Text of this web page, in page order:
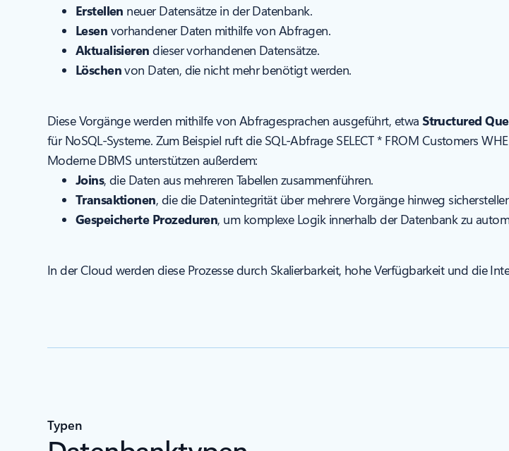
Erstellen neuer Datensätze in der Datenbank.
Lesen vorhandener Daten mithilfe von Abfragen.
Aktualisierendieser vorhandenen Datensätze.
Löschenvon Daten, die nicht mehr benötigt werden.
Diese Vorgänge werden mithilfe von Abfragesprachen ausgeführt, etwaStructured
für NoSQL-Systeme. Zum Beispiel ruft die SQL-Abfrage SELECT * FROM Customers
Moderne DBMS unterstützen außerdem:
Joins, die Daten aus mehreren Tabellen zusammenführen.
Transaktionen, die die Datenintegrität über mehrere Vorgänge hinweg
Gespeicherte Prozeduren, um komplexe Logik innerhalb der Datenbank zu
In der Cloud werden diese Prozesse durch Skalierbarkeit, hohe Verfügbarkeit und die
Typen